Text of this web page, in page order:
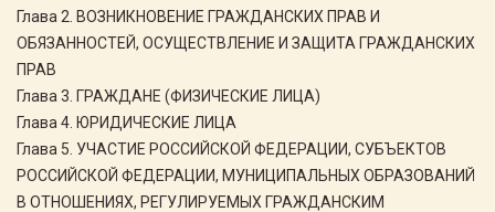
Глава 2. ВОЗНИКНОВЕНИЕ ГРАЖДАНСКИХ ПРАВ И
ОБЯЗАННОСТЕЙ, ОСУЩЕСТВЛЕНИЕ И ЗАЩИТА ГРАЖДАНСКИХ
ПРАВ
Глава 3. ГРАЖДАНЕ (ФИЗИЧЕСКИЕ ЛИЦА)
Глава 4. ЮРИДИЧЕСКИЕ ЛИЦА
Глава 5. УЧАСТИЕ РОССИЙСКОЙ ФЕДЕРАЦИИ, СУБЪЕКТОВ
РОССИЙСКОЙ ФЕДЕРАЦИИ, МУНИЦИПАЛЬНЫХ ОБРАЗОВАНИЙ
В ОТНОШЕНИЯХ, РЕГУЛИРУЕМЫХ ГРАЖДАНСКИМ